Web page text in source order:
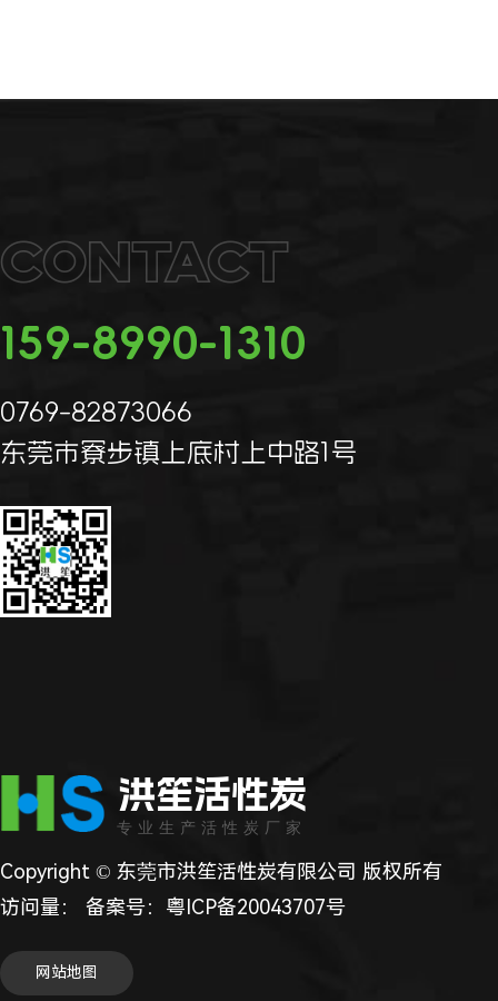
Contact
159-8990-1310
0769-82873066
东莞市寮步镇上底村上中路1号
洪笙活性炭
专业生产活性炭厂家
Copyright © 东莞市洪笙活性炭有限公司 版权所有
访问量：
备案号： 粤ICP备20043707号
网站地图